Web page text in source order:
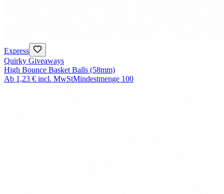
Express
Quirky Giveaways
High Bounce Basket Balls (58mm)
Ab 1,23 € incl. MwStMindestmenge 100